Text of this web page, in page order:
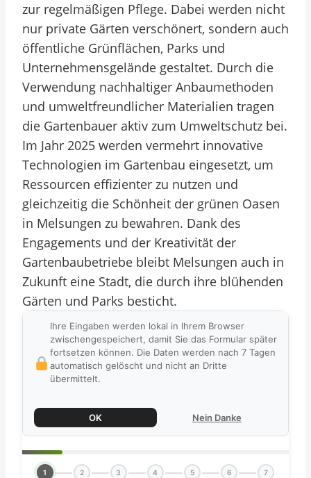
zur regelmäßigen Pflege. Dabei werden nicht
nur private Gärten verschönert, sondern auch
öffentliche Grünflächen, Parks und
Unternehmensgelände gestaltet. Durch die
Verwendung nachhaltiger Anbaumethoden
und umweltfreundlicher Materialien tragen
die Gartenbauer aktiv zum Umweltschutz bei.
Im Jahr 2025 werden vermehrt innovative
Technologien im Gartenbau eingesetzt, um
Ressourcen effizienter zu nutzen und
gleichzeitig die Schönheit der grünen Oasen
in Melsungen zu bewahren. Dank des
Engagements und der Kreativität der
Gartenbaubetriebe bleibt Melsungen auch in
Zukunft eine Stadt, die durch ihre blühenden
Gärten und Parks besticht.
Ihre Eingaben werden lokal in Ihrem Browser
zwischengespeichert, damit Sie das Formular später
fortsetzen können. Die Daten werden nach 7 Tagen
automatisch gelöscht und nicht an Dritte
übermittelt.
OK Nein Danke
1 2 3 4 5 6 7